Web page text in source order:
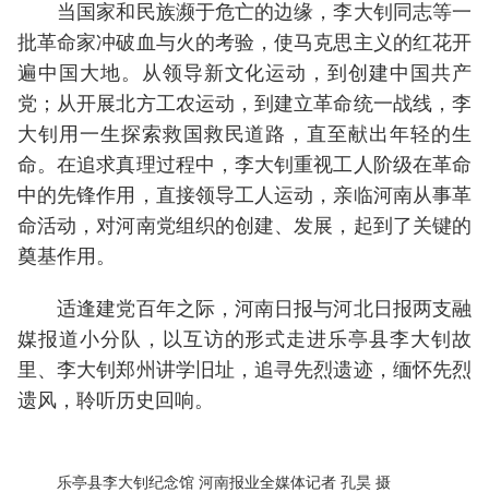
当国家和民族濒于危亡的边缘，李大钊同志等一
批革命家冲破血与火的考验，使马克思主义的红花开
遍中国大地。从领导新文化运动，到创建中国共产
党；从开展北方工农运动，到建立革命统一战线，李
大钊用一生探索救国救民道路，直至献出年轻的生
命。在追求真理过程中，李大钊重视工人阶级在革命
中的先锋作用，直接领导工人运动，亲临河南从事革
命活动，对河南党组织的创建、发展，起到了关键的
奠基作用。
适逢建党百年之际，河南日报与河北日报两支融
媒报道小分队，以互访的形式走进乐亭县李大钊故
里、李大钊郑州讲学旧址，追寻先烈遗迹，缅怀先烈
遗风，聆听历史回响。
乐亭县李大钊纪念馆 河南报业全媒体记者 孔昊 摄